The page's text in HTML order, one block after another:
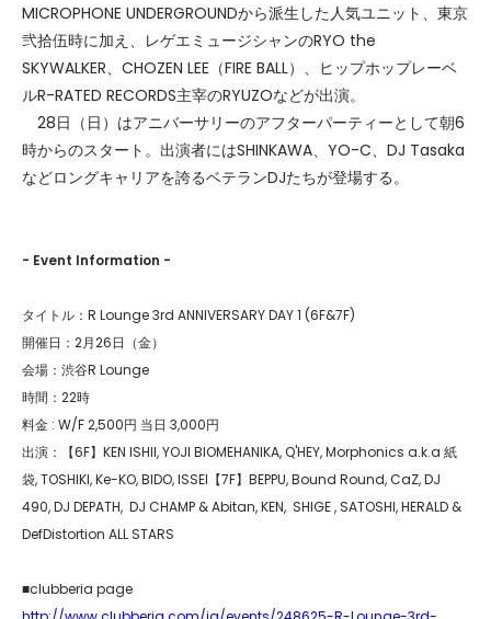
MICROPHONE UNDERGROUNDから派生した人気ユニット、東京
弐拾伍時に加え、レゲエミュージシャンのRYO the
SKYWALKER、CHOZEN LEE（FIRE BALL）、ヒップホップレーベ
ルR-RATED RECORDS主宰のRYUZOなどが出演。
28日（日）はアニバーサリーのアフターパーティーとして朝6
時からのスタート。出演者にはSHINKAWA、YO-C、DJ Tasaka
などロングキャリアを誇るベテランDJたちが登場する。
- Event Information -
タイトル：R Lounge 3rd ANNIVERSARY DAY 1 (6F&7F)
開催日：2月26日（金）
会場：渋谷R Lounge
時間：22時
料金 : W/F 2,500円 当日 3,000円
出演：【6F】KEN ISHII, YOJI BIOMEHANIKA, Q'HEY, Morphonics a.k.a 紙
袋, TOSHIKI, Ke-KO, BIDO, ISSEI【7F】BEPPU, Bound Round, CaZ, DJ
490, DJ DEPATH, DJ CHAMP & Abitan, KEN, SHIGE , SATOSHI, HERALD &
DefDistortion ALL STARS
■clubberia page